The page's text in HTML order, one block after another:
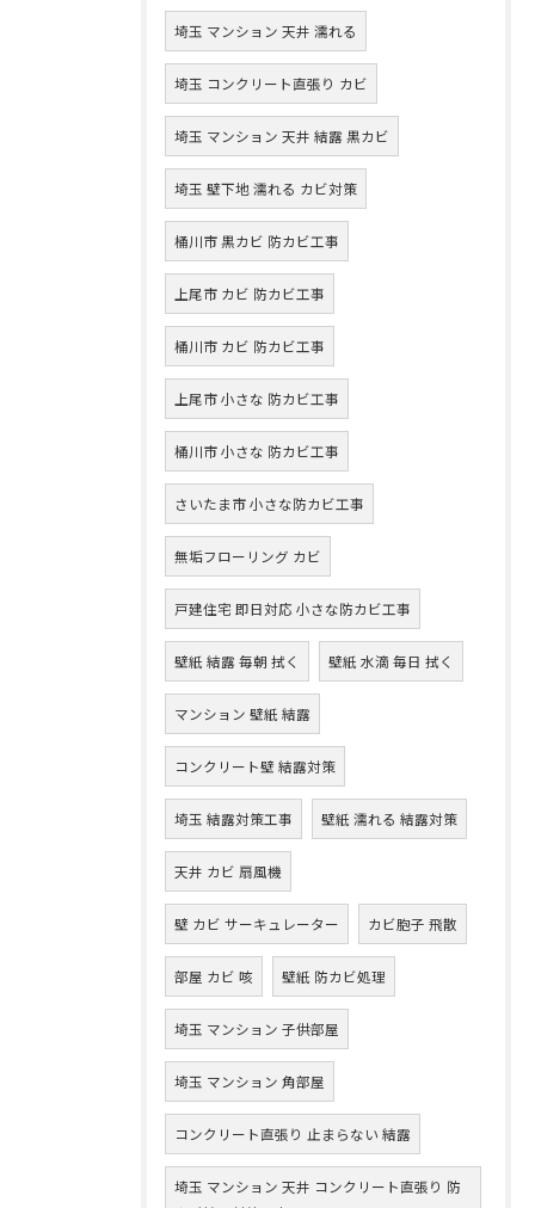
埼玉 マンション 天井 濡れる
埼玉 コンクリート直張り カビ
埼玉 マンション 天井 結露 黒カビ
埼玉 壁下地 濡れる カビ対策
桶川市 黒カビ 防カビ工事
上尾市 カビ 防カビ工事
桶川市 カビ 防カビ工事
上尾市 小さな 防カビ工事
桶川市 小さな 防カビ工事
さいたま市 小さな防カビ工事
無垢フローリング カビ
戸建住宅 即日対応 小さな防カビ工事
壁紙 結露 毎朝 拭く 壁紙 水滴 毎日 拭く
マンション 壁紙 結露
コンクリート壁 結露対策
埼玉 結露対策工事 壁紙 濡れる 結露対策
天井 カビ 扇風機
壁 カビ サーキュレーター カビ胞子 飛散
部屋 カビ 咳 壁紙 防カビ処理
埼玉 マンション 子供部屋
埼玉 マンション 角部屋
コンクリート直張り 止まらない 結露
埼玉 マンション 天井 コンクリート直張り 防